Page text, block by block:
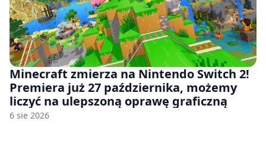
Minecraft zmierza na Nintendo Switch 2!
Premiera już 27 października, możemy
liczyć na ulepszoną oprawę graficzną
6 sie 2026